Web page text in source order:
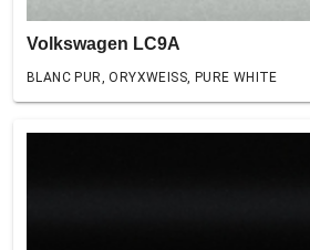
Volkswagen LC9A
BLANC PUR, ORYXWEISS, PURE WHITE